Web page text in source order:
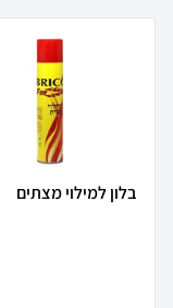
בלון למילוי מצתים